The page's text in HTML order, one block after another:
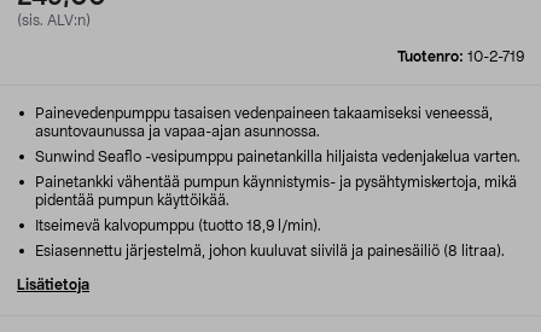
(sis. ALV:n)
Tuotenro: 10-2-719
Painevedenpumppu tasaisen vedenpaineen takaamiseksi veneessä,
asuntovaunussa ja vapaa-ajan asunnossa.
Sunwind Seaflo -vesipumppu painetankilla hiljaista vedenjakelua varten.
Painetankki vähentää pumpun käynnistymis- ja pysähtymiskertoja, mikä
pidentää pumpun käyttöikää.
Itseimevä kalvopumppu (tuotto 18,9 l/min).
Esiasennettu järjestelmä, johon kuuluvat siivilä ja painesäiliö (8 litraa).
Lisätietoja